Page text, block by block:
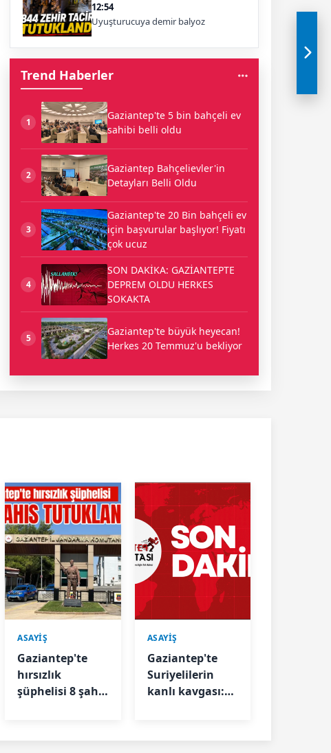
12:54
Uyuşturucuya demir balyoz
Trend Haberler
1
Gaziantep'te 5 bin bahçeli ev
sahibi belli oldu
2
Gaziantep Bahçelievler'in
Detayları Belli Oldu
3
Gaziantep'te 20 Bin bahçeli ev
için başvurular başlıyor! Fiyatı
çok ucuz
4
SON DAKİKA: GAZİANTEPTE
DEPREM OLDU HERKES
SOKAKTA
5
Gaziantep'te büyük heyecan!
Herkes 20 Temmuz'u bekliyor
ASAYİŞ
Gaziantep'te
hırsızlık
şüphelisi 8 şahıs
ASAYİŞ
Gaziantep'te
Suriyelilerin
kanlı kavgası: